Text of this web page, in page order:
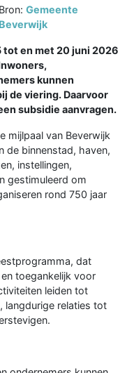
Bron:Gemeente
Beverwijk
tot en met 20 juni 2026
kunnen
de viering. Daarvoor
subsidie aanvragen.
mijlpaal van Beverwijk
de binnenstad, haven,
instellingen,
gestimuleerd om
rond 750 jaar
dat
toegankelijk voor
leiden tot
langdurige relaties tot